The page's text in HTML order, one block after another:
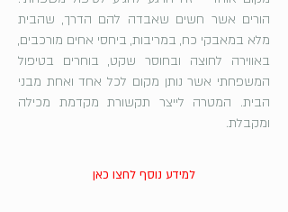
הורים אשר חשים שאבדה להם הדרך, שהבית
מלא במאבקי כח, במריבות, ביחסי אחים מורכבים,
באווירה לחוצה ובחוסר שקט, בוחרים בטיפול
המשפחתי אשר נותן מקום לכל אחד ואחת מבני
הבית. המטרה לייצר תקשורת מקדמת מכילה
ומקבלת.
למידע נוסף לחצו כאן